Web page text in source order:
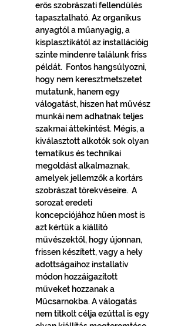
erős szobrászati fellendülés
tapasztalható. Az organikus
anyagtól a műanyagig, a
kisplasztikától az installációig
szinte mindenre találunk friss
példát.  Fontos hangsúlyozni,
hogy nem keresztmetszetet
mutatunk, hanem egy
válogatást, hiszen hat művész
munkái nem adhatnak teljes
szakmai áttekintést. Mégis, a
kiválasztott alkotók sok olyan
tematikus és technikai
megoldást alkalmaznak,
amelyek jellemzők a kortárs
szobrászat törekvéseire.  A
sorozat eredeti
koncepciójához hűen most is
azt kértük a kiállító
művészektől, hogy újonnan,
frissen készített, vagy a hely
adottságaihoz installatív
módon hozzáigazított
műveket hozzanak a
Műcsarnokba. A válogatás
nem titkolt célja ezúttal is egy